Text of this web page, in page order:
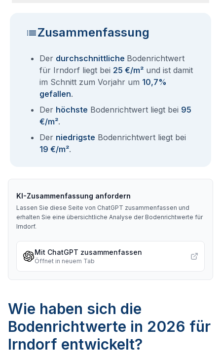
Zusammenfassung
Der durchschnittliche Bodenrichtwert
für Irndorf liegt bei 25 €/m² und ist damit
im Schnitt zum Vorjahr um 10,7%
gefallen.
Der höchste Bodenrichtwert liegt bei 95
€/m².
Der niedrigste Bodenrichtwert liegt bei
19 €/m².
KI-Zusammenfassung anfordern
Lassen Sie diese Seite von ChatGPT zusammenfassen und
erhalten Sie eine übersichtliche Analyse der Bodenrichtwerte für
Irndorf.
Mit ChatGPT zusammenfassen
Öffnet in neuem Tab
Wie haben sich die
Bodenrichtwerte in 2026 für
Irndorf entwickelt?